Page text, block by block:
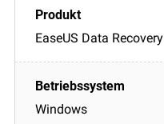
EaseUS Data Recovery
Windows